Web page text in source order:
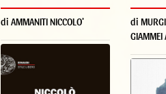
di AMMANITI NICCOLO'
di
GIAMMEI